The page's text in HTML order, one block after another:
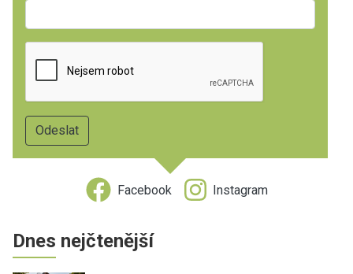
Facebook Instagram
Dnes nejčtenější